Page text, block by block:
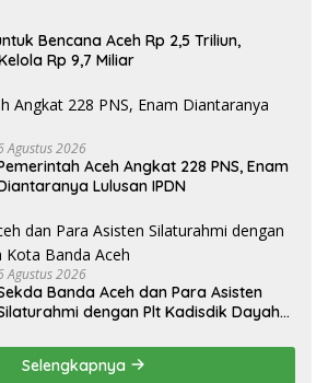
Bencana Aceh Rp 2,5 Triliun,
Rp 9,7 Miliar
Agustus 2026
Aceh Angkat 228 PNS, Enam
Lulusan IPDN
Agustus 2026
Banda Aceh dan Para Asisten
dengan Plt Kadisdik Dayah
Selengkapnya